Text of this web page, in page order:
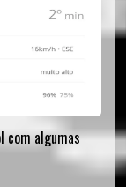
com algumas